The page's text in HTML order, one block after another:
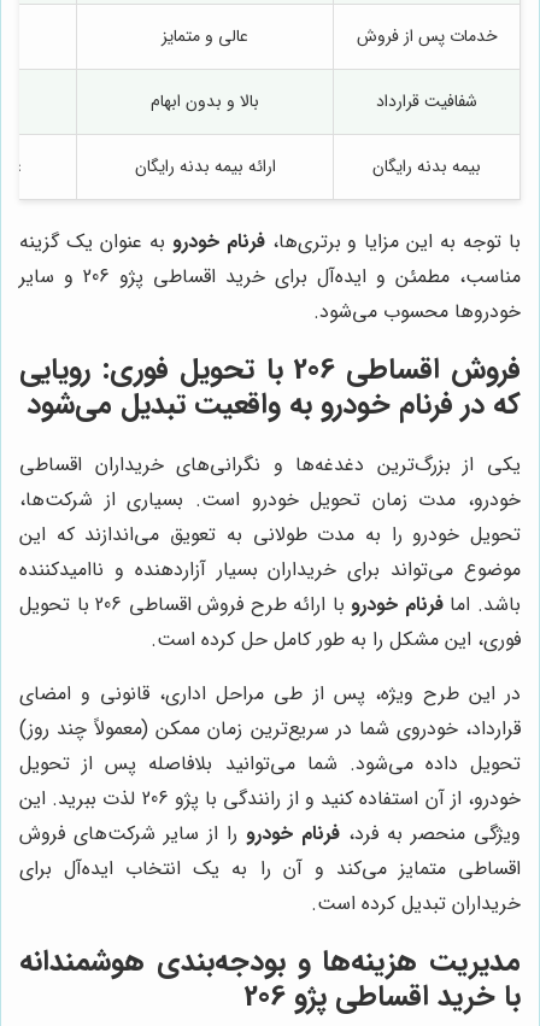
خدمات پس از فروش عالی و متمایز
شفافیت قرارداد بالا و بدون ابهام
بیمه بدنه رایگان ارائه بیمه بدنه رایگان
با توجه به این مزایا و برتری‌ها،فرنام خودرو به عنوان یک گزینه
مناسب، مطمئن و ایده‌آل برای خرید اقساطی پژو 206 و سایر
خودروها محسوب می‌شود.
فروش اقساطی 206 با تحویل فوری: رویایی
که در فرنام خودرو به واقعیت تبدیل می‌شود
یکی از بزرگ‌ترین دغدغه‌ها و نگرانی‌های خریداران اقساطی
خودرو، مدت زمان تحویل خودرو است. بسیاری از شرکت‌ها،
تحویل خودرو را به مدت طولانی به تعویق می‌اندازند که این
موضوع می‌تواند برای خریداران بسیار آزاردهنده و ناامیدکننده
باشد. امافرنام خودرو
با ارائه طرح فروش اقساطی 206 با تحویل
فوری، این مشکل را به طور کامل حل کرده است.
در این طرح ویژه، پس از طی مراحل اداری، قانونی و امضای
قرارداد، خودروی شما در سریع‌ترین زمان ممکن (معمولاً چند روز)
تحویل داده می‌شود. شما می‌توانید بلافاصله پس از تحویل
خودرو، از آن استفاده کنید و از رانندگی با پژو 206 لذت ببرید. این
ویژگی منحصر به فرد، فرنام خودرو را از سایر شرکت‌های فروش
اقساطی متمایز می‌کند و آن را به یک انتخاب ایده‌آل برای
خریداران تبدیل کرده است.
مدیریت هزینه‌ها و بودجه‌بندی هوشمندانه
با خرید اقساطی پژو 206